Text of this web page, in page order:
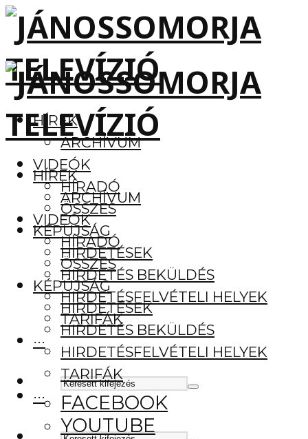
HÍREK
ARCHÍVUM
VIDEÓK
HÍRADÓ
ÖSSZES
KÉPÚJSÁG
HIRDETÉSEK
HIRDETÉS BEKÜLDÉS
HIRDETÉSFELVÉTELI HELYEK
TARIFÁK
···
FACEBOOK
YOUTUBE
HÍREK
ARCHÍVUM
VIDEÓK
HÍRADÓ
ÖSSZES
KÉPÚJSÁG
HIRDETÉSEK
HIRDETÉS BEKÜLDÉS
HIRDETÉSFELVÉTELI HELYEK
TARIFÁK
···